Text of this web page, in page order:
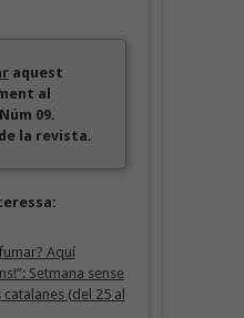
aquest
al
09.
la revista.
Aquí
Setmana sense
(del 25 al